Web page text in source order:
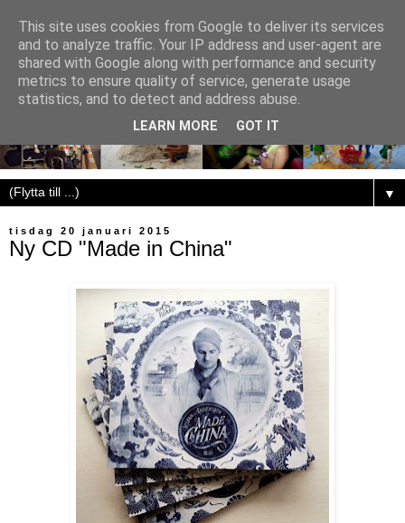
▼
tisdag 20 januari 2015
Ny CD "Made in China"
This site uses cookies from Google to deliver its services
and to analyze traffic. Your IP address and user-agent are
shared with Google along with performance and security
metrics to ensure quality of service, generate usage
statistics, and to detect and address abuse.
LEARN MORE GOT IT